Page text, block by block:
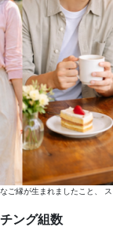
ご縁が生まれましたこと、
ング組数